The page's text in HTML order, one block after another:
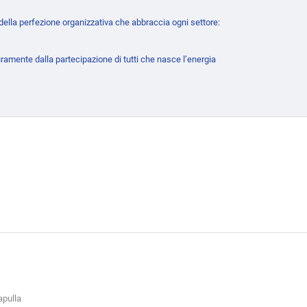
perfezione organizzativa che abbraccia ogni settore:
dalla partecipazione di tutti che nasce l’energia